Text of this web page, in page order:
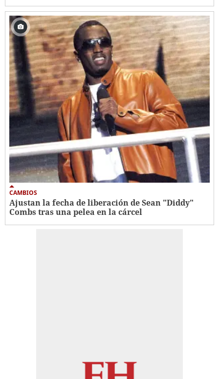
CAMBIOS
Ajustan la fecha de liberación de Sean "Diddy"
Combs tras una pelea en la cárcel